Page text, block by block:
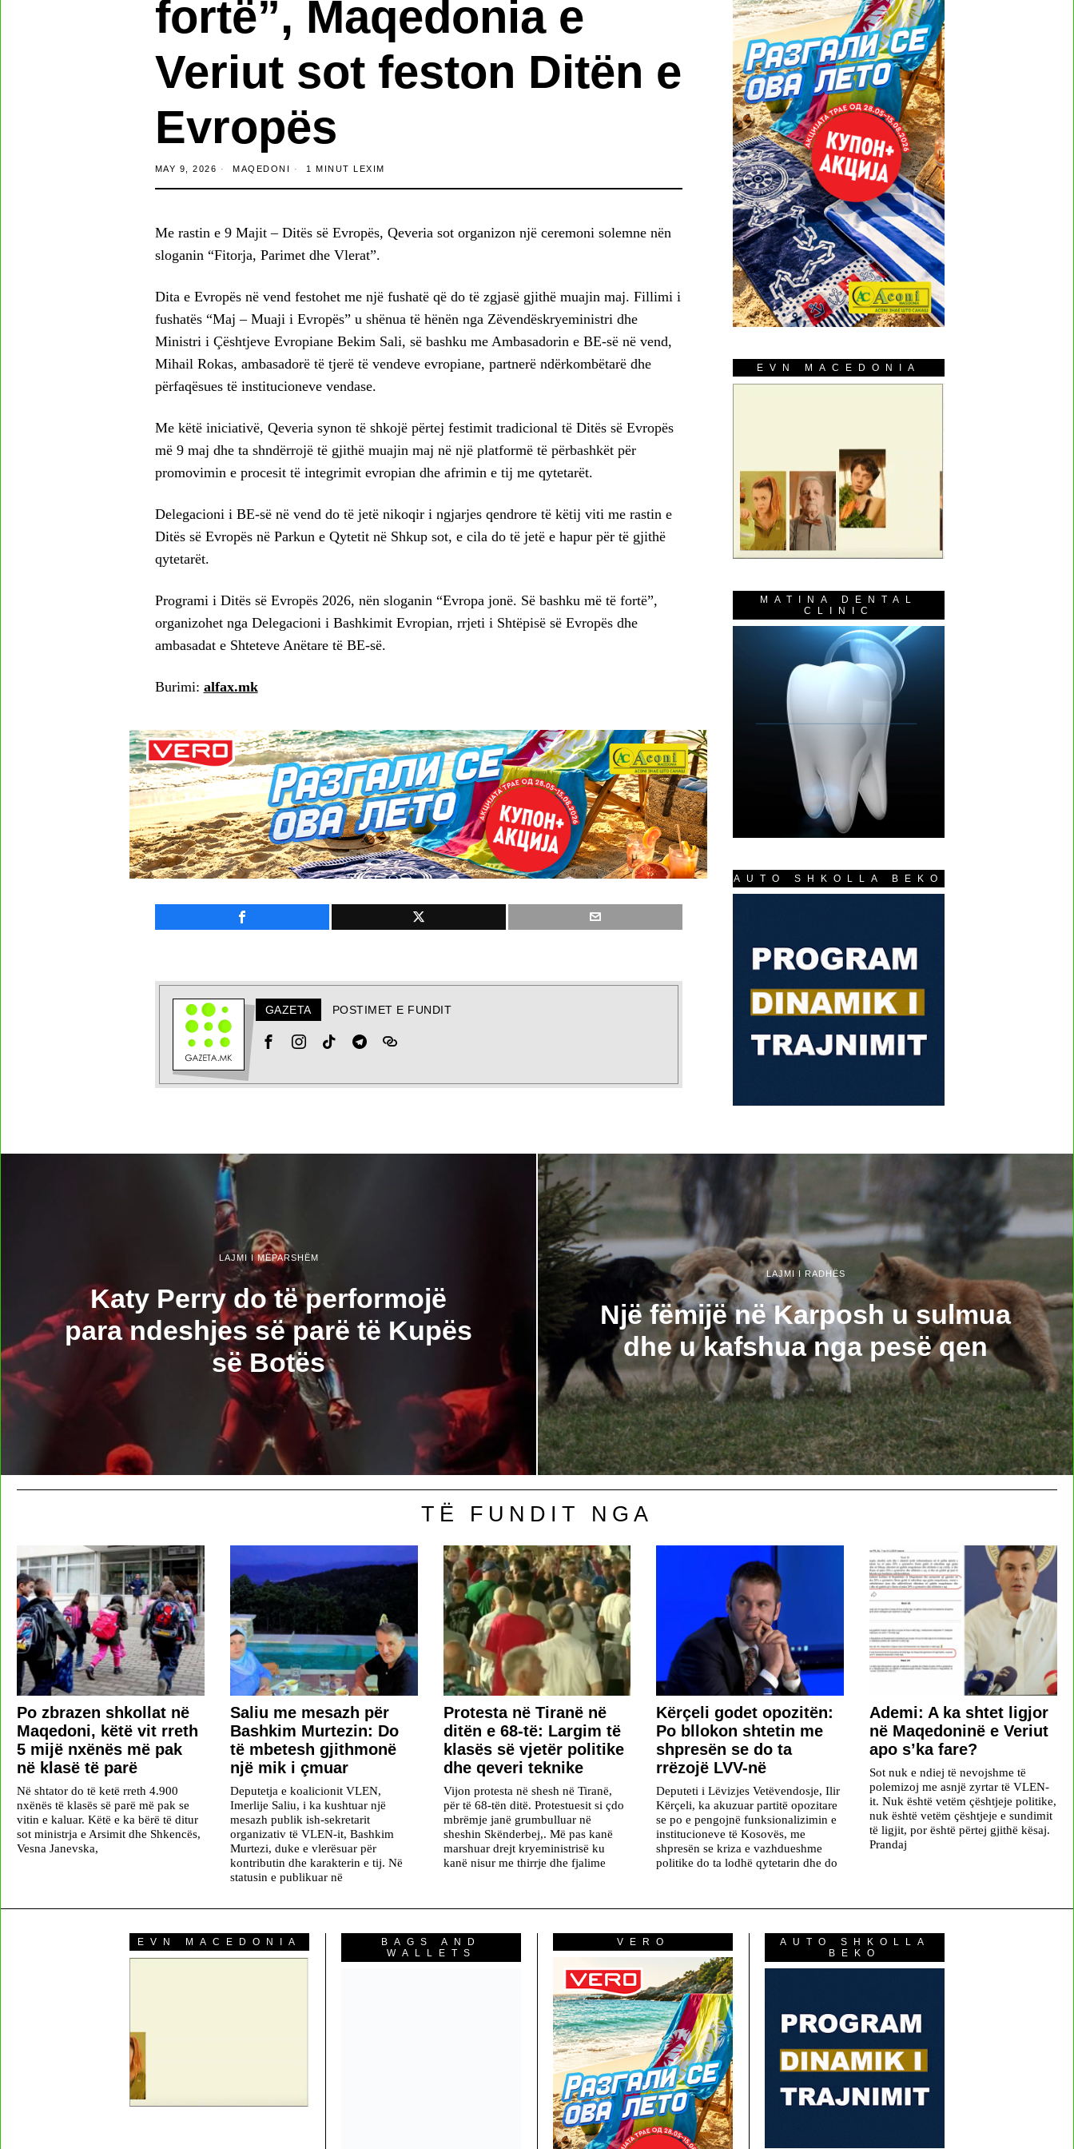
fortë”, Maqedonia e
Veriut sot feston Ditën e
Evropës
MAY 9, 2026 MAQEDONI 1 MINUT LEXIM
Me rastin e 9 Majit – Ditës së Evropës, Qeveria sot organizon një ceremoni solemne nën
sloganin “Fitorja, Parimet dhe Vlerat”.
Dita e Evropës në vend festohet me një fushatë që do të zgjasë gjithë muajin maj. Fillimi i
fushatës “Maj – Muaji i Evropës” u shënua të hënën nga Zëvendëskryeministri dhe
Ministri i Çështjeve Evropiane Bekim Sali, së bashku me Ambasadorin e BE-së në vend,
Mihail Rokas, ambasadorë të tjerë të vendeve evropiane, partnerë ndërkombëtarë dhe
përfaqësues të institucioneve vendase.
Me këtë iniciativë, Qeveria synon të shkojë përtej festimit tradicional të Ditës së Evropës
më 9 maj dhe ta shndërrojë të gjithë muajin maj në një platformë të përbashkët për
promovimin e procesit të integrimit evropian dhe afrimin e tij me qytetarët.
Delegacioni i BE-së në vend do të jetë nikoqir i ngjarjes qendrore të këtij viti me rastin e
Ditës së Evropës në Parkun e Qytetit në Shkup sot, e cila do të jetë e hapur për të gjithë
qytetarët.
Programi i Ditës së Evropës 2026, nën sloganin “Evropa jonë. Së bashku më të fortë”,
organizohet nga Delegacioni i Bashkimit Evropian, rrjeti i Shtëpisë së Evropës dhe
ambasadat e Shteteve Anëtare të BE-së.
Burimi: alfax.mk
GAZETA POSTIMET E FUNDIT
EVN MACEDONIA
MATINA DENTAL
CLINIC
AUTO SHKOLLA BEKO
LAJMI I MËPARSHËM
Katy Perry do të performojë
para ndeshjes së parë të Kupës
së Botës
LAJMI I RADHËS
Një fëmijë në Karposh u sulmua
dhe u kafshua nga pesë qen
TË FUNDIT NGA
Po zbrazen shkollat në
Maqedoni, këtë vit rreth
5 mijë nxënës më pak
në klasë të parë
Në shtator do të ketë rreth 4.900
nxënës të klasës së parë më pak se
vitin e kaluar. Këtë e ka bërë të ditur
sot ministrja e Arsimit dhe Shkencës,
Vesna Janevska,
Saliu me mesazh për
Bashkim Murtezin: Do
të mbetesh gjithmonë
një mik i çmuar
Deputetja e koalicionit VLEN,
Imerlije Saliu, i ka kushtuar një
mesazh publik ish-sekretarit
organizativ të VLEN-it, Bashkim
Murtezi, duke e vlerësuar për
kontributin dhe karakterin e tij. Në
statusin e publikuar në
Protesta në Tiranë në
ditën e 68-të: Largim të
klasës së vjetër politike
dhe qeveri teknike
Vijon protesta në shesh në Tiranë,
për të 68-tën ditë. Protestuesit si çdo
mbrëmje janë grumbulluar në
sheshin Skënderbej,. Më pas kanë
marshuar drejt kryeministrisë ku
kanë nisur me thirrje dhe fjalime
Kërçeli godet opozitën:
Po bllokon shtetin me
shpresën se do ta
rrëzojë LVV-në
Deputeti i Lëvizjes Vetëvendosje, Ilir
Kërçeli, ka akuzuar partitë opozitare
se po e pengojnë funksionalizimin e
institucioneve të Kosovës, me
shpresën se kriza e vazhdueshme
politike do ta lodhë qytetarin dhe do
Ademi: A ka shtet ligjor
në Maqedoninë e Veriut
apo s’ka fare?
Sot nuk e ndiej të nevojshme të
polemizoj me asnjë zyrtar të VLEN-
it. Nuk është vetëm çështjeje politike,
nuk është vetëm çështjeje e sundimit
të ligjit, por është përtej gjithë kësaj.
Prandaj
EVN MACEDONIA
BAGS AND
WALLETS
VERO
AUTO SHKOLLA
BEKO